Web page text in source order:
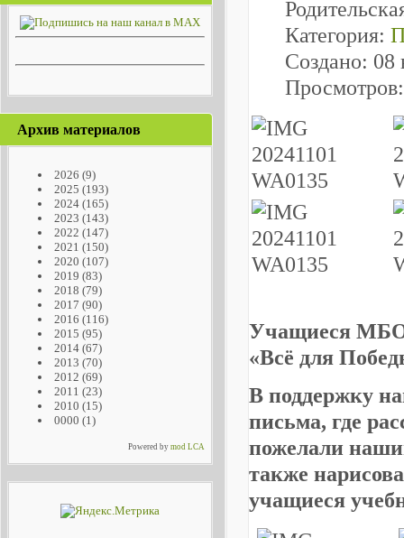
Архив материалов
2026 (9)
2025 (193)
2024(165)
2023 (143)
2022 (147)
2021 (150)
2020 (107)
2019 (83)
2018 (79)
2017 (90)
2016 (116)
2015 (95)
2014(67)
2013 (70)
2012 (69)
2011 (23)
2010 (15)
0000 (1)
Powered bymod LCA
Категория:
Создано: 08
Учащиеся
«Всё для
В поддержку
письма, где
пожелали
также
учащиеся